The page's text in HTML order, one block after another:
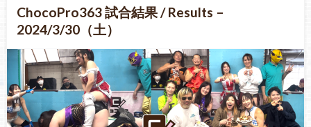
ChocoPro363 試合結果 / Results –
2024/3/30（土）